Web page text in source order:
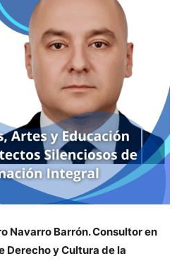
Navarro Barrón. Consultor en
Derecho y Cultura de la